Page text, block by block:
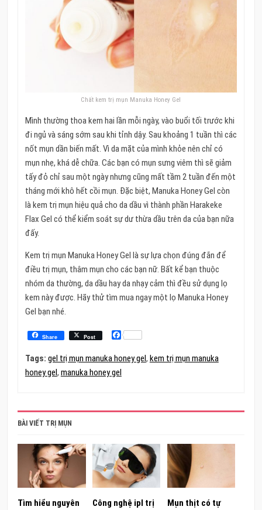
Chất kem trị mụn Manuka Honey Gel
Mình thường thoa kem hai lần mỗi ngày, vào buổi tối trước khi
đi ngủ và sáng sớm sau khi tỉnh dậy. Sau khoảng 1 tuần thì các
nốt mụn dần biến mất. Vì da mặt của mình khỏe nên chỉ có
mụn nhẹ, khá dễ chữa. Các bạn có mụn sưng viêm thì sẽ giảm
tấy đỏ chỉ sau một ngày nhưng cũng mất tầm 2 tuần đến một
tháng mới khô hết cồi mụn. Đặc biệt, Manuka Honey Gel còn
là kem trị mụn hiệu quả cho da dầu vì thành phần Harakeke
Flax Gel có thể kiểm soát sự dư thừa dầu trên da của bạn nữa
đấy.
Kem trị mụn Manuka Honey Gel là sự lựa chọn đúng đắn để
điều trị mụn, thâm mụn cho các bạn nữ. Bất kể bạn thuộc
nhóm da thường, da dầu hay da nhạy cảm thì đều sử dụng lọ
kem này được. Hãy thử tìm mua ngay một lọ Manuka Honey
Gel bạn nhé.
Share Post Facebook
Tags: gel trị mụn manuka honey gel, kem trị mụn manuka
honey gel, manuka honey gel
BÀI VIẾT TRỊ MỤN
Tìm hiểu nguyên Công nghệ ipl trị Mụn thịt có tự